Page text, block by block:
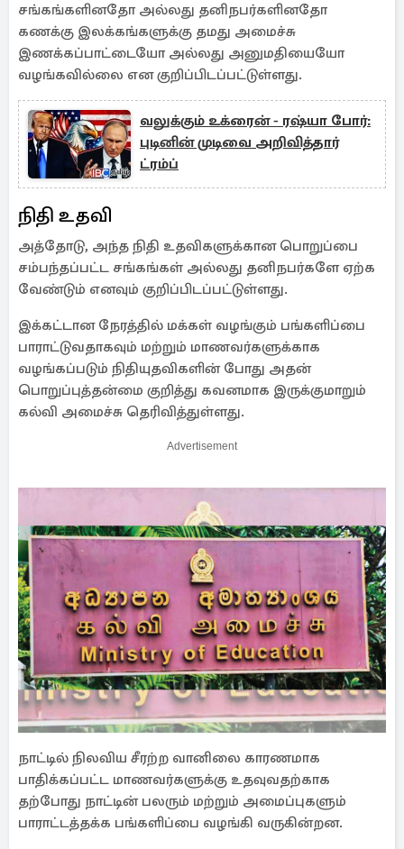
சங்கங்களினதோ அல்லது தனிநபர்களினதோ
கணக்கு இலக்கங்களுக்கு தமது அமைச்சு
இணக்கப்பாட்டையோ அல்லது அனுமதியையோ
வழங்கவில்லை என குறிப்பிடப்பட்டுள்ளது.
வலுக்கும் உக்ரைன் - ரஷ்யா போர்:
புடினின் முடிவை அறிவித்தார்
ட்ரம்ப்
நிதி உதவி
அத்தோடு, அந்த நிதி உதவிகளுக்கான பொறுப்பை
சம்பந்தப்பட்ட சங்கங்கள் அல்லது தனிநபர்களே ஏற்க
வேண்டும் எனவும் குறிப்பிடப்பட்டுள்ளது.
இக்கட்டான நேரத்தில் மக்கள் வழங்கும் பங்களிப்பை
பாராட்டுவதாகவும் மற்றும் மாணவர்களுக்காக
வழங்கப்படும் நிதியுதவிகளின் போது அதன்
பொறுப்புத்தன்மை குறித்து கவனமாக இருக்குமாறும்
கல்வி அமைச்சு தெரிவித்துள்ளது.
Advertisement
நாட்டில் நிலவிய சீரற்ற வானிலை காரணமாக
பாதிக்கப்பட்ட மாணவர்களுக்கு உதவுவதற்காக
தற்போது நாட்டின் பலரும் மற்றும் அமைப்புகளும்
பாராட்டத்தக்க பங்களிப்பை வழங்கி வருகின்றன.